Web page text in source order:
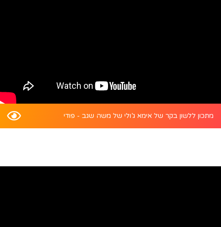
מתכון ללשון בקר של אימא ג’ולי של משה שגב - פודי